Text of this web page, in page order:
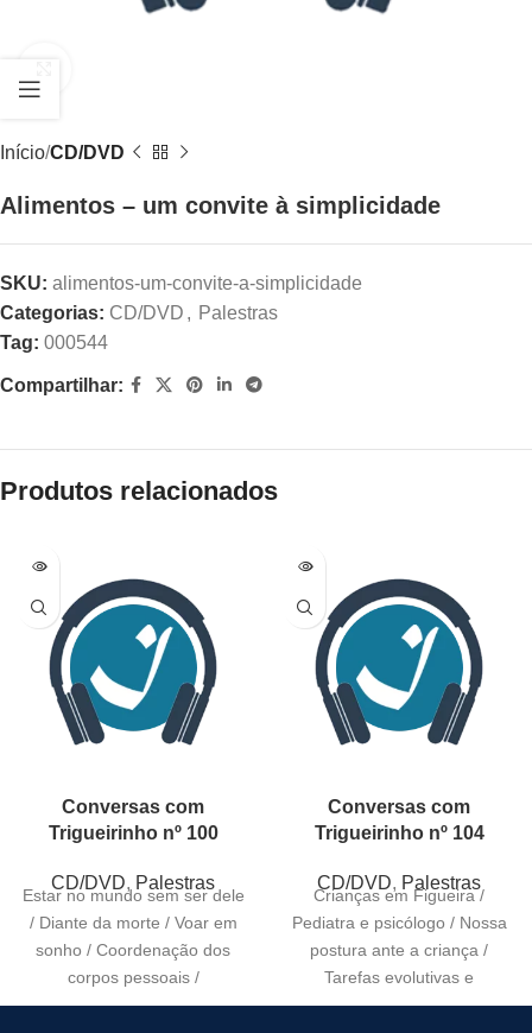
Início CD/DVD
Alimentos – um convite à simplicidade
SKU: alimentos-um-convite-a-simplicidade
Categorias: CD/DVD , Palestras
Tag: 000544
Compartilhar:
Produtos relacionados
Conversas com
Trigueirinho nº 100
CD/DVD, Palestras
Estar no mundo sem ser dele
/ Diante da morte / Voar em
sonho / Coordenação dos
corpos pessoais /
Conversas com
Trigueirinho nº 104
CD/DVD, Palestras
Crianças em Figueira /
Pediatra e psicólogo / Nossa
postura ante a criança /
Tarefas evolutivas e
aprendizagem / Sinceridade